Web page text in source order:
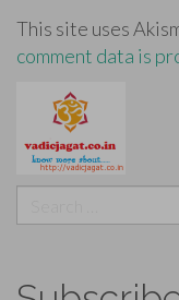
This site uses
comment data is
for: